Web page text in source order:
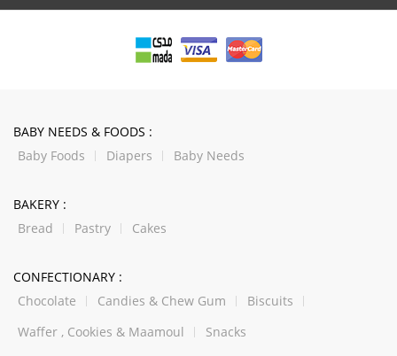
BABY NEEDS & FOODS :
Baby Foods
Diapers Baby Needs
BAKERY :
Bread
Pastry Cakes
CONFECTIONARY :
Chocolate
Candies & Chew Gum
Biscuits
Waffer , Cookies & Maamoul
Snacks